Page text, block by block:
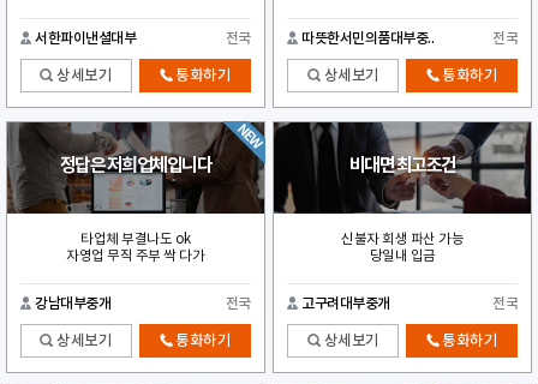
서한파이낸셜대부 전국
상세보기 통화하기
따뜻한서민의품대부중.. 전국
상세보기 통화하기
정답은 저희업체입니다
타업체 부결나도 ok
자영업 무직 주부 싹 다가
강남대부중개 전국
상세보기 통화하기
비대면 최고조건
신불자 회생 파산 가능
당일내 입금
고구려대부중개 전국
상세보기 통화하기